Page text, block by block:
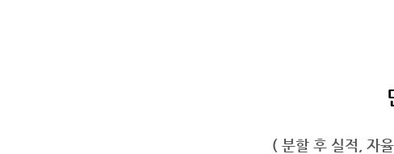
( 분할 후 실적, 자